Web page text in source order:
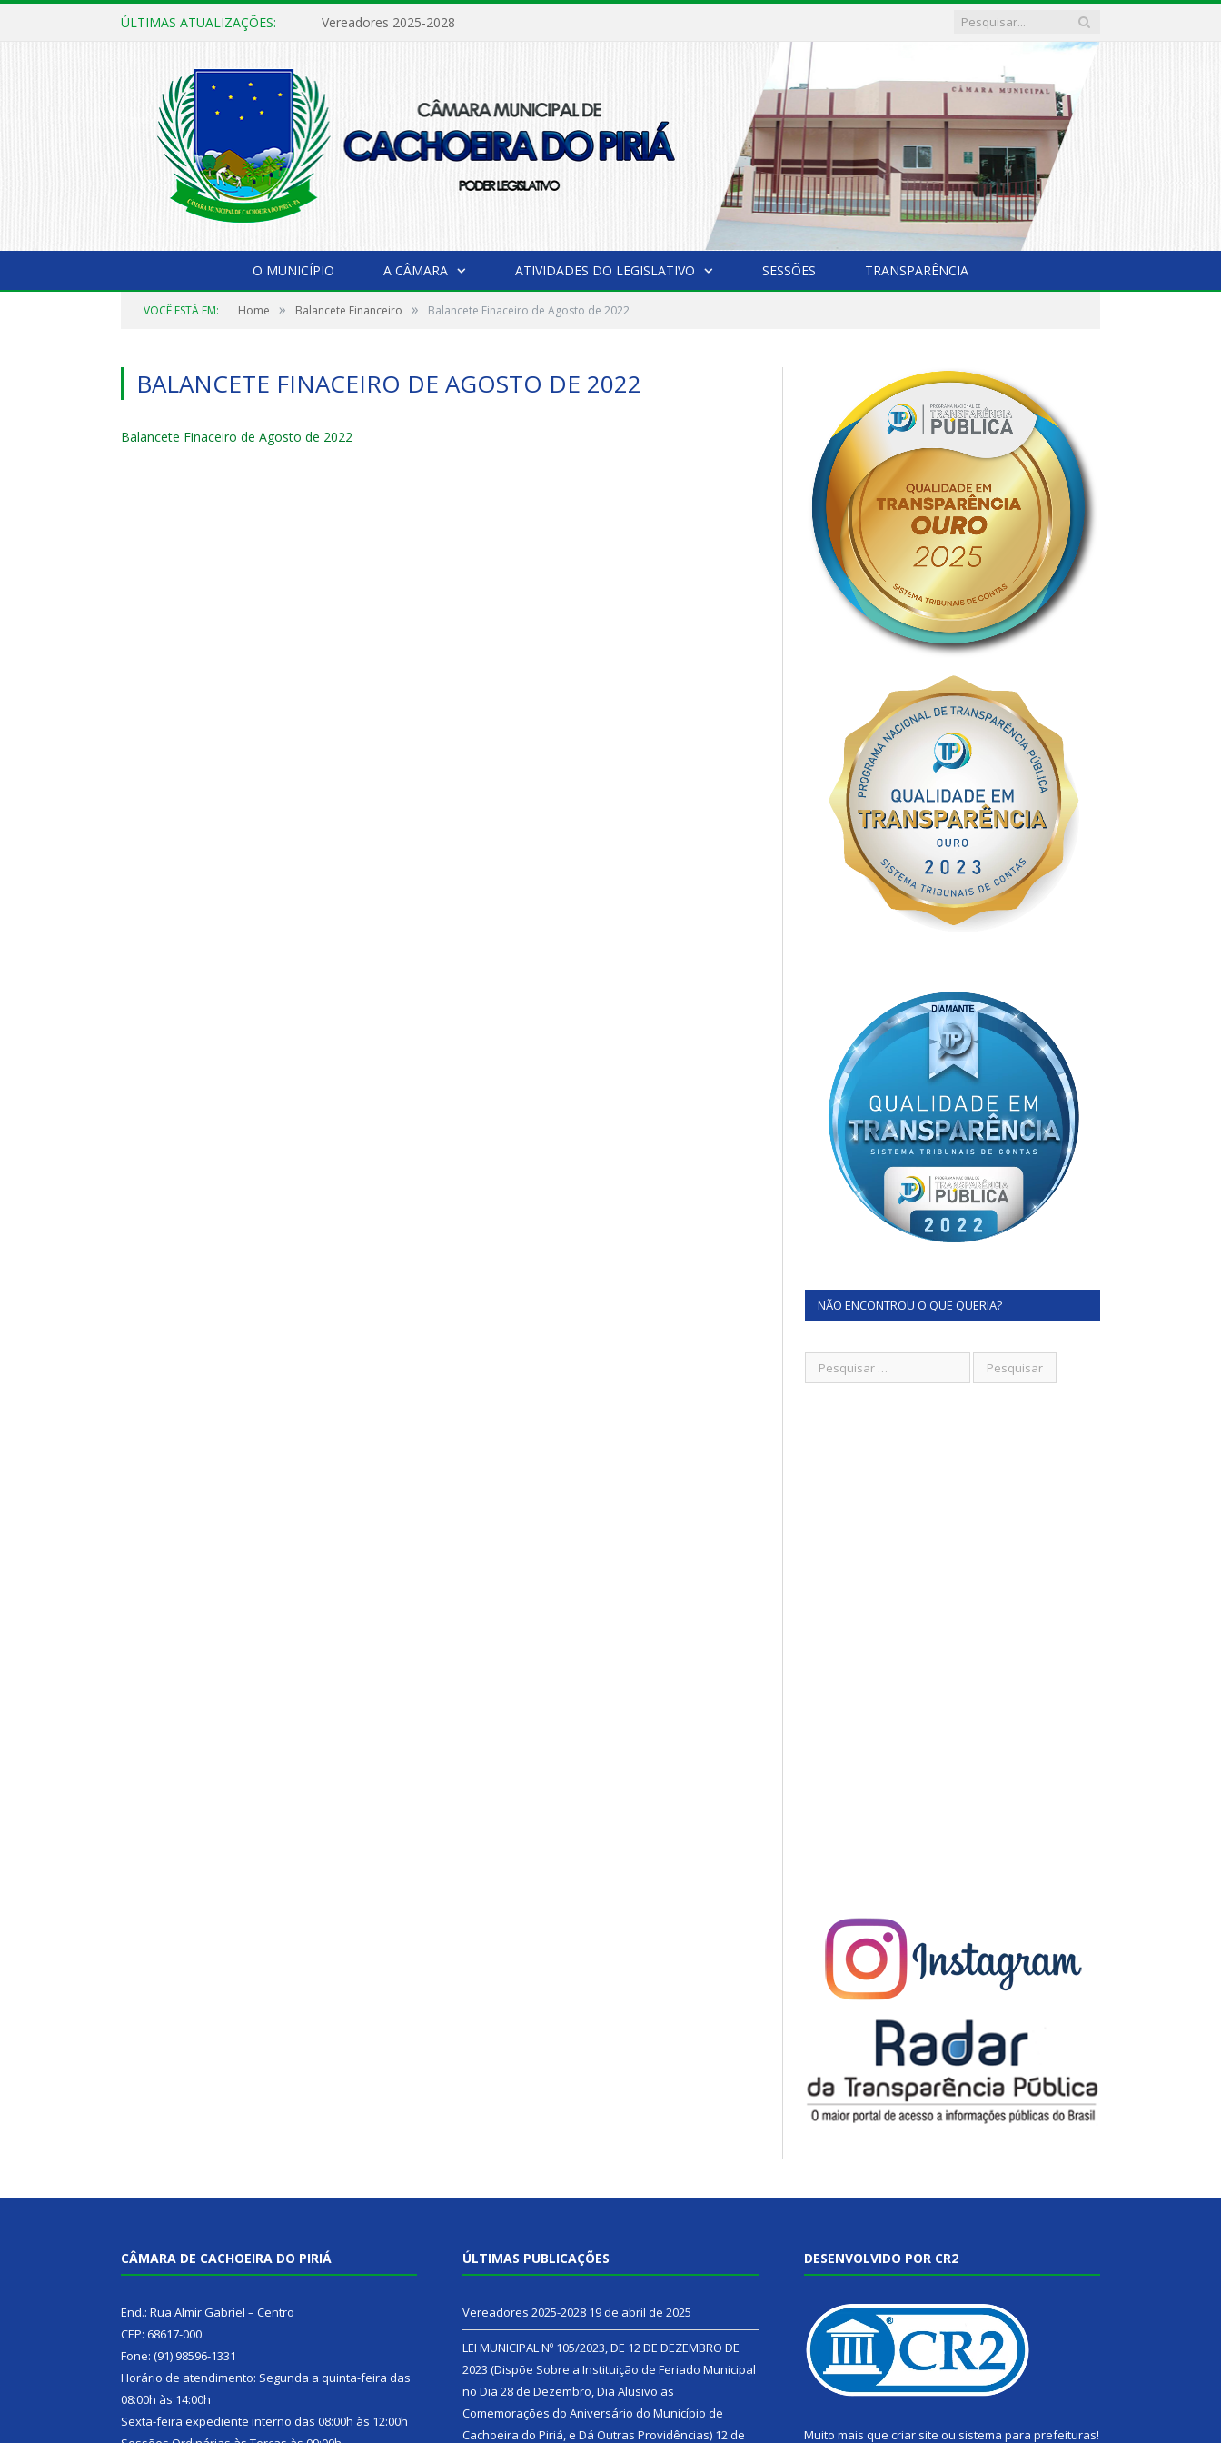
ÚLTIMAS ATUALIZAÇÕES: Vereadores 2025-2028
O MUNICÍPIO A CÂMARA ATIVIDADES DO LEGISLATIVO SESSÕES TRANSPARÊNCIA
VOCÊ ESTÁ EM: Home » Balancete Financeiro » Balancete Finaceiro de Agosto de 2022
BALANCETE FINACEIRO DE AGOSTO DE 2022
Balancete Finaceiro de Agosto de 2022
NÃO ENCONTROU O QUE QUERIA?
CÂMARA DE CACHOEIRA DO PIRIÁ
End.: Rua Almir Gabriel – Centro
CEP: 68617-000
Fone: (91) 98596-1331
Horário de atendimento: Segunda a quinta-feira das
08:00h às 14:00h
Sexta-feira expediente interno das 08:00h às 12:00h
ÚLTIMAS PUBLICAÇÕES
Vereadores 2025-2028 19 de abril de 2025
LEI MUNICIPAL Nº 105/2023, DE 12 DE DEZEMBRO DE
2023 (Dispõe Sobre a Instituição de Feriado Municipal
no Dia 28 de Dezembro, Dia Alusivo as
Comemorações do Aniversário do Município de
Cachoeira do Piriá, e Dá Outras Providências) 12 de
DESENVOLVIDO POR CR2
Muito mais que criar site ou sistema para prefeituras!